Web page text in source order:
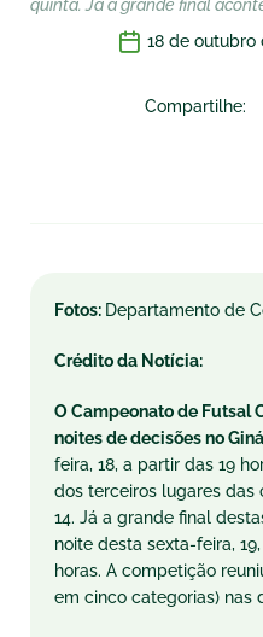
quinta. Já a grande final
18 de outubro
Compartilhe:
Fotos: Departamento de
Crédito da Notícia:
O Campeonato de Futsal
noites de decisões no
feira, 18, a partir das 19
dos terceiros lugares das
14. Já a grande final
noite desta sexta-feira,
horas. A competição
em cinco categorias) nas